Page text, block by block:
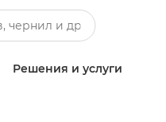
Решения и услуги